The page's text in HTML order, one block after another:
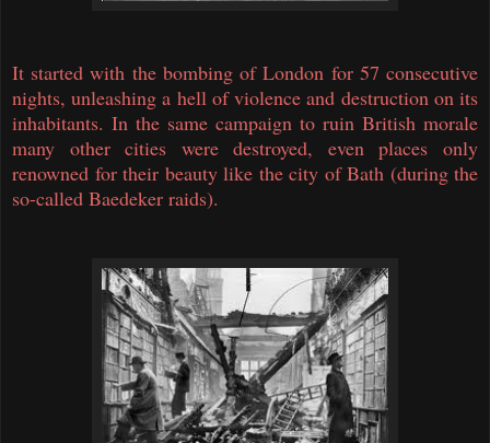
It started with the bombing of London for 57 consecutive
nights, unleashing a hell of violence and destruction on its
inhabitants. In the same campaign to ruin British morale
many other cities were destroyed, even places only
renowned for their beauty like the city of Bath (during the
so-called Baedeker raids).